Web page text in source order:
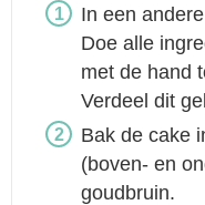
In een
Doe alle
met de hand
Verdeel dit
Bak de cake
(boven- en
goudbruin.